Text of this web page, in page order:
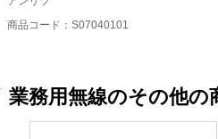
商品コード：S07040101
業務用無線のその他の